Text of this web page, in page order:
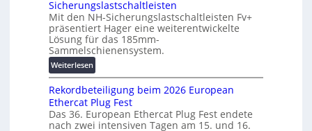
l
e
T
r
a
n
s
p
a
r
u
:
F
o
r
s
h
u
n
l
t
a
-
X
2
0
2
7
w
Sicherungslastschaltleisten
Mit den NH-Sicherungslastschaltleisten Fv+
präsentiert Hager eine weiterentwickelte
Lösung für das 185mm-
Sammelschienensystem.
Weiterlesen:
W
e
i
t
e
Rekordbeteiligung beim 2026 European
Ethercat Plug Fest
Das 36. European Ethercat Plug Fest endete
nach zwei intensiven Tagen am 15. und 16.